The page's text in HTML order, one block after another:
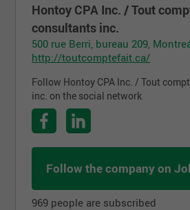
Hontoy CPA Inc. / Tout
consultants inc.
500 rue Berri, bureau 209,
http://toutcomptefait.ca/
Follow Hontoy CPA Inc. / Tout
inc. on the social network
Follow the company on
969 people are subscribed